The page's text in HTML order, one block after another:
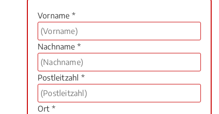
Vorname *
Nachname *
Postleitzahl *
Ort *